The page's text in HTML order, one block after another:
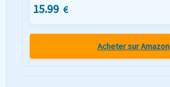
15.99 €
Acheter sur Amazon